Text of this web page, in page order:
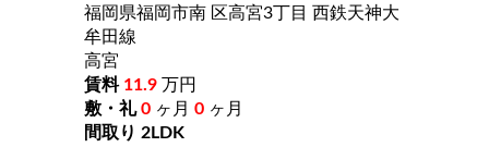
福岡県福岡市南 区高宮3丁目 西鉄天神大
牟田線
高宮
11.9 万円
0 ヶ月 0 ヶ月
2LDK